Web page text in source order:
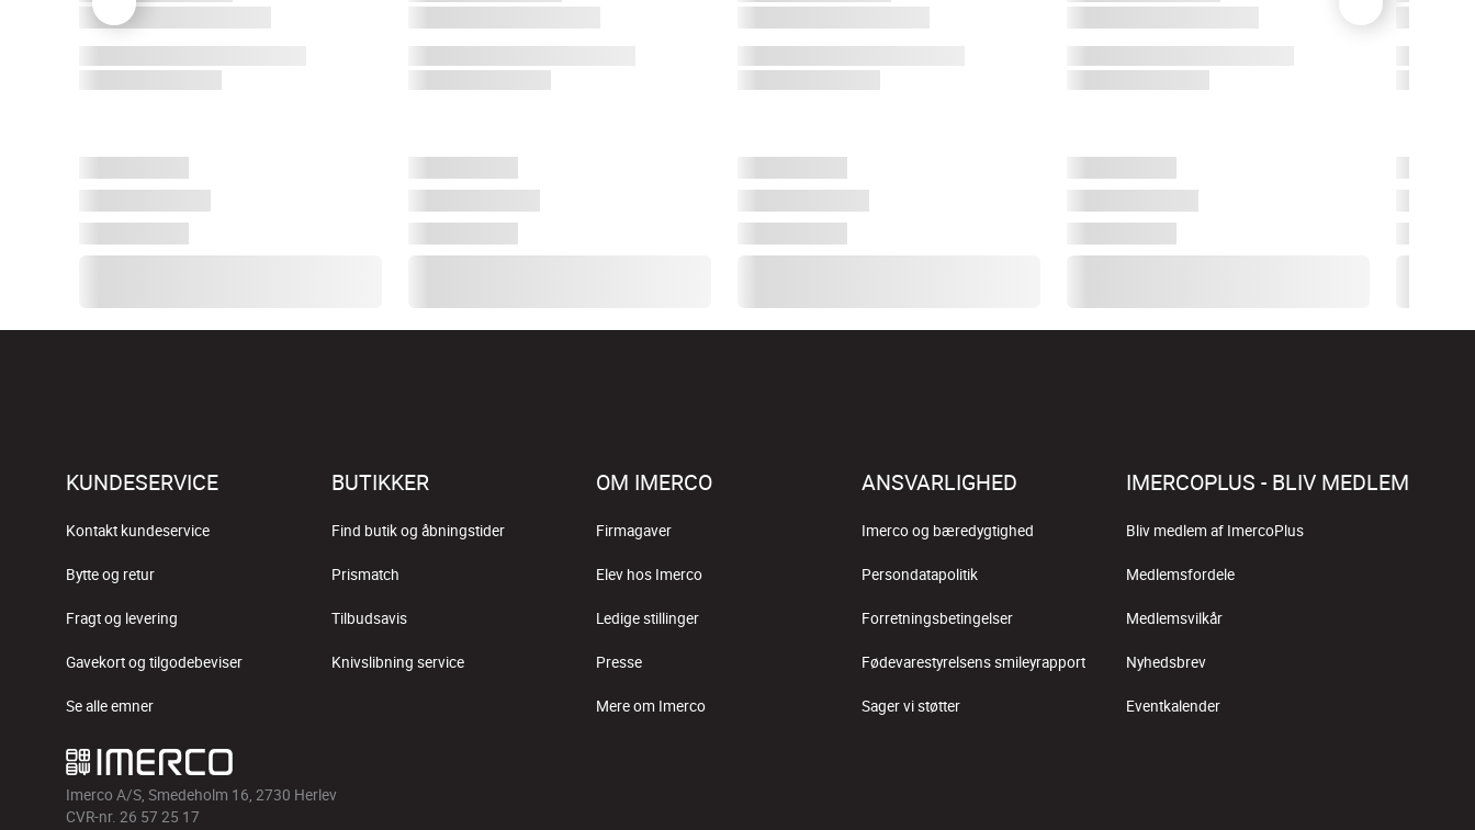
KUNDESERVICE
Kontakt kundeservice
Bytte og retur
Fragt og levering
Gavekort og tilgodebeviser
Se alle emner
BUTIKKER
Find butik og åbningstider
Prismatch
Tilbudsavis
Knivslibning service
OM IMERCO
Firmagaver
Elev hos Imerco
Ledige stillinger
Presse
Mere om Imerco
ANSVARLIGHED
Imerco og bæredygtighed
Persondatapolitik
Forretningsbetingelser
Fødevarestyrelsens smileyrapport
Sager vi støtter
IMERCOPLUS - BLIV MEDLEM
Bliv medlem af ImercoPlus
Medlemsfordele
Medlemsvilkår
Nyhedsbrev
Eventkalender
Imerco A/S, Smedeholm 16, 2730 Herlev
CVR-nr. 26 57 25 17